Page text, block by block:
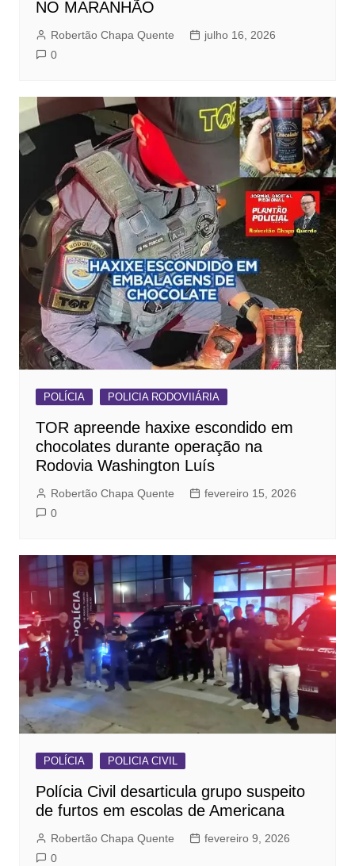
NO MARANHÃO
Robertão Chapa Quente
julho 16, 2026
0
POLÍCIA POLICIA RODOVIIÁRIA
TOR apreende haxixe escondido em
chocolates durante operação na
Rodovia Washington Luís
Robertão Chapa Quente
fevereiro 15, 2026
0
POLÍCIA POLICIA CIVIL
Polícia Civil desarticula grupo suspeito
de furtos em escolas de Americana
Robertão Chapa Quente
fevereiro 9, 2026
0